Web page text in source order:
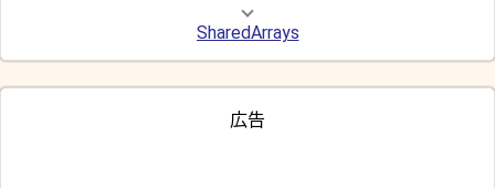
SharedArrays
広告